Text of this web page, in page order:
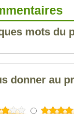
mots du
donner au